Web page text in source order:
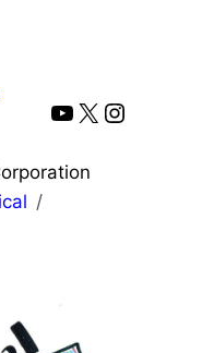
YouTube
X